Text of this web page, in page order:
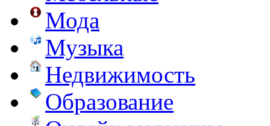
Мода
Музыка
Недвижимость
Образование